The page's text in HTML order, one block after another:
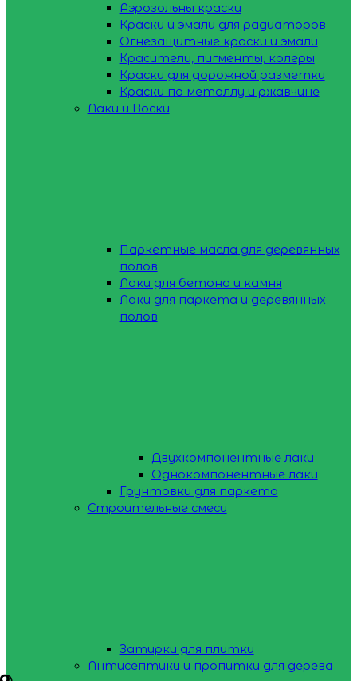
Аэрозольны краски
Краски и эмали для радиаторов
Огнезащитные краски и эмали
Красители, пигменты, колеры
Краски для дорожной разметки
Краски по металлу и ржавчине
Лаки и Воски
Паркетные масла для деревянных
полов
Лаки для бетона и камня
Лаки для паркета и деревянных
полов
Двухкомпонентные лаки
Однокомпонентные лаки
Грунтовки для паркета
Строительные смеси
Затирки для плитки
Антисептики и пропитки для дерева